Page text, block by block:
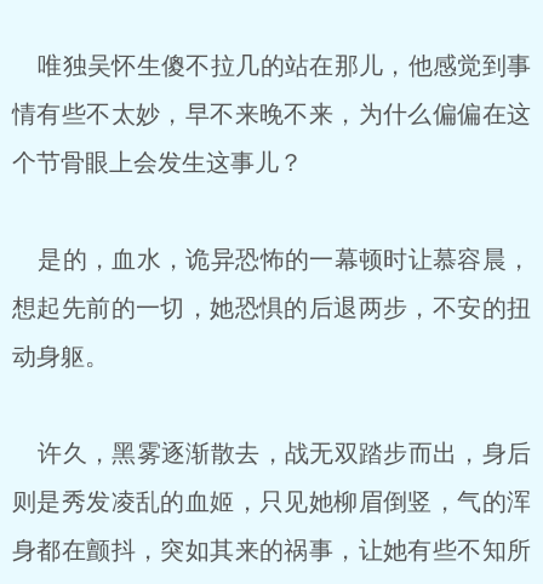
唯独吴怀生傻不拉几的站在那儿，他感觉到事
情有些不太妙，早不来晚不来，为什么偏偏在这
个节骨眼上会发生这事儿？
是的，血水，诡异恐怖的一幕顿时让慕容晨，
想起先前的一切，她恐惧的后退两步，不安的扭
动身躯。
许久，黑雾逐渐散去，战无双踏步而出，身后
则是秀发凌乱的血姬，只见她柳眉倒竖，气的浑
身都在颤抖，突如其来的祸事，让她有些不知所